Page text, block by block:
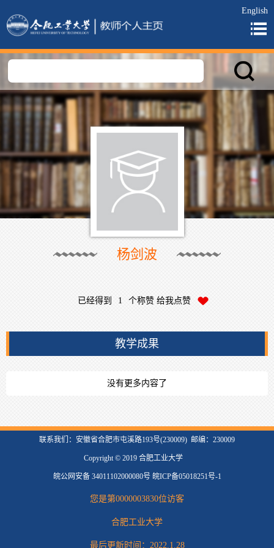
English
杨剑波
已经得到 1 个称赞 给我点赞
教学成果
没有更多内容了
联系我们：安徽省合肥市屯溪路193号(230009) 邮编：230009
Copyright © 2019 合肥工业大学
皖公网安备 34011102000080号 皖ICP备05018251号-1
您是第0000003830位访客
合肥工业大学
最后更新时间： 2022.1.28